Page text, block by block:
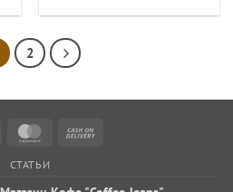
2
Visa MasterCard
СТАТЬИ